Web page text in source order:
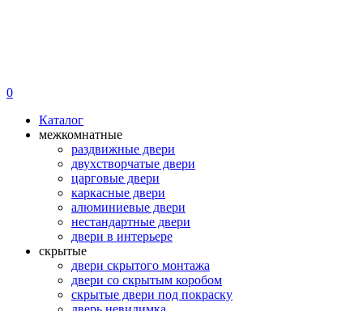
0
Каталог
межкомнатные
раздвижные двери
двухстворчатые двери
царговые двери
каркасные двери
алюминиевые двери
нестандартные двери
двери в интерьере
скрытые
двери скрытого монтажа
двери со скрытым коробом
скрытые двери под покраску